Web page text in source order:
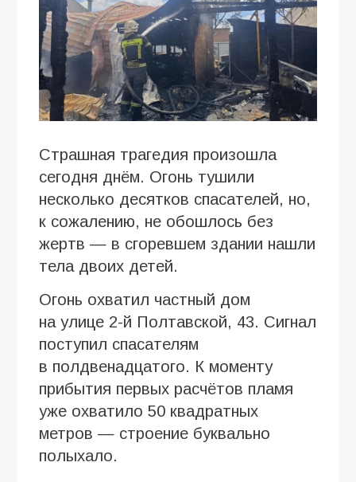
Страшная трагедия произошла
сегодня днём. Огонь тушили
несколько десятков спасателей, но,
к сожалению, не обошлось без
жертв — в сгоревшем здании нашли
тела двоих детей.
Огонь охватил частный дом
на улице 2-й Полтавской, 43. Сигнал
поступил спасателям
в полдвенадцатого. К моменту
прибытия первых расчётов пламя
уже охватило 50 квадратных
метров — строение буквально
полыхало.